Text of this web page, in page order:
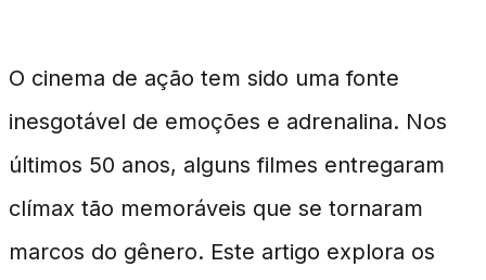
O cinema de ação tem sido uma fonte
inesgotável de emoções e adrenalina. Nos
últimos 50 anos, alguns filmes entregaram
clímax tão memoráveis que se tornaram
marcos do gênero. Este artigo explora os